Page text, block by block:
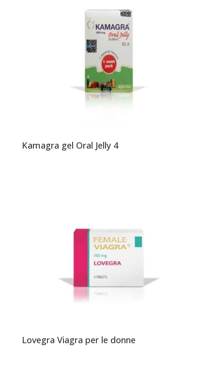
Kamagra gel Oral Jelly 4
Lovegra Viagra per le donne